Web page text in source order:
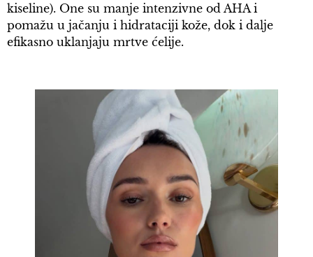
kiseline). One su manje intenzivne od AHA i
pomažu u jačanju i hidrataciji kože, dok i dalje
efikasno uklanjaju mrtve ćelije.